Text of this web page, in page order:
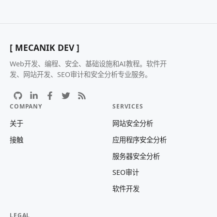
[ MECANIK DEV ]
Web开发、编程、安全、基础设施和AI教程。软件开
发、网站开发、SEO审计和安全分析专业服务。
COMPANY
关于
接触
SERVICES
网站安全分析
应用程序安全分析
服务器安全分析
SEO审计
软件开发